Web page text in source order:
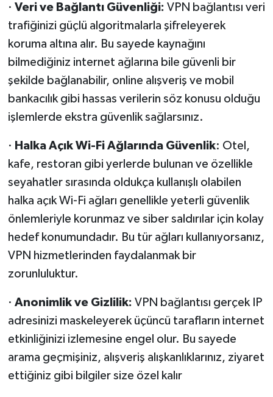
· Veri ve Bağlantı Güvenliği: VPN bağlantısı veri
trafiğinizi güçlü algoritmalarla şifreleyerek
koruma altına alır. Bu sayede kaynağını
bilmediğiniz internet ağlarına bile güvenli bir
şekilde bağlanabilir, online alışveriş ve mobil
bankacılık gibi hassas verilerin söz konusu olduğu
işlemlerde ekstra güvenlik sağlarsınız.
· Halka Açık Wi-Fi Ağlarında Güvenlik: Otel,
kafe, restoran gibi yerlerde bulunan ve özellikle
seyahatler sırasında oldukça kullanışlı olabilen
halka açık Wi-Fi ağları genellikle yeterli güvenlik
önlemleriyle korunmaz ve siber saldırılar için kolay
hedef konumundadır. Bu tür ağları kullanıyorsanız,
VPN hizmetlerinden faydalanmak bir
zorunluluktur.
· Anonimlik ve Gizlilik: VPN bağlantısı gerçek IP
adresinizi maskeleyerek üçüncü tarafların internet
etkinliğinizi izlemesine engel olur. Bu sayede
arama geçmişiniz, alışveriş alışkanlıklarınız, ziyaret
ettiğiniz gibi bilgiler size özel kalır